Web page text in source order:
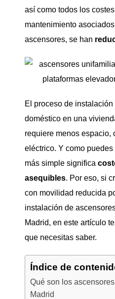
así como todos los
mantenimiento
ascensores, se han
El proceso de
doméstico en una
requiere menos espacio,
eléctrico. Y como
más simple significa
asequibles. Por eso, si
con movilidad reducida
instalación de
Madrid, en este artículo
que necesitas saber.
Índice de
Qué son los
Madrid